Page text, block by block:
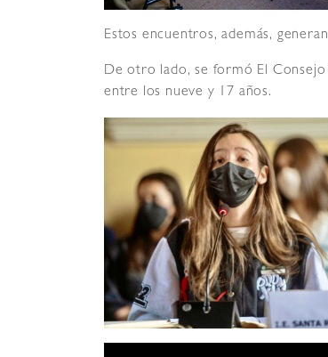
Estos encuentros, además,
De otro lado, se formó El
entre los nueve y 17 años.